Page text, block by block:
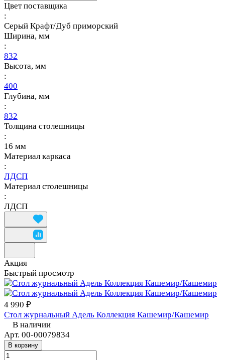
Цвет поставщика
:
Серый Крафт/Дуб приморский
Ширина, мм
:
832
Высота, мм
:
400
Глубина, мм
:
832
Толщина столешницы
:
16 мм
Материал каркаса
:
ЛДСП
Материал столешницы
:
ЛДСП
Акция
Быстрый просмотр
4 990 ₽
Стол журнальный Адель Коллекция Кашемир/Кашемир
В наличии
Арт. 00-00079834
В корзину